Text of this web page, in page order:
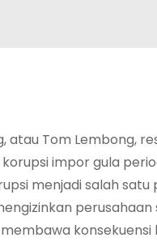
atau Tom Lembong,
impor gula
menjadi salah
perusahaan
konsekuensi